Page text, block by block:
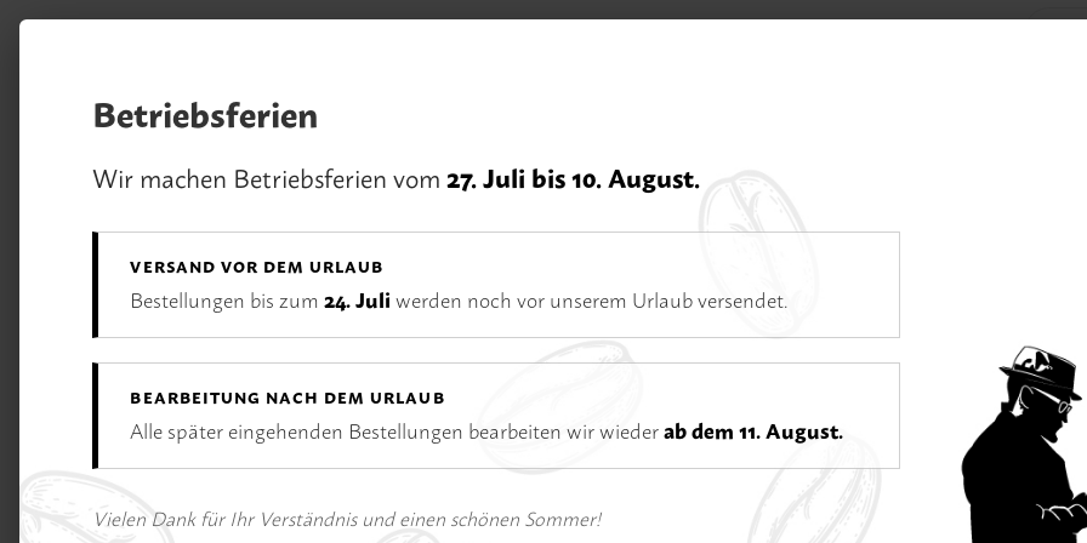
Hauptinhalt springen
Zur Suche springen
Zur Hauptnavigation springen
Unsere Vorteile Rufen Sie uns an:
02233 / 928 75 75
Betriebsferien
Wir machen Betriebsferien vom27. Juli bis 10. August.
VERSAND VOR DEM URLAUB
Bestellungen bis zum24. Juliwerden noch vor unserem Urlaub versendet.
BEARBEITUNG NACH DEM URLAUB
Alle später eingehenden Bestellungen bearbeiten wir wiederab dem 11. August.
Vielen Dank für Ihr Verständnis und einen schönen Sommer!